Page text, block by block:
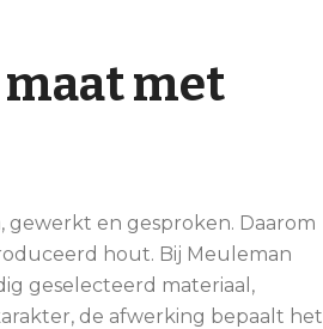
met
en gesproken. Daarom
hout. Bij Meuleman
geselecteerd materiaal,
de afwerking bepaalt het